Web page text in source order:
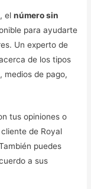
elnúmero sin
para ayudarte
Un experto de
de los tipos
medios de pago,
tus opiniones o
de Royal
puedes
a sus